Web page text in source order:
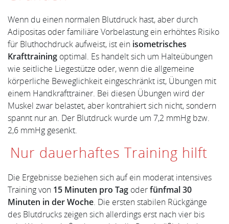
Wenn du einen normalen Blutdruck hast, aber durch
Adipositas oder familiäre Vorbelastung ein erhöhtes Risiko
für Bluthochdruck aufweist, ist ein isometrisches
Krafttraining optimal. Es handelt sich um Halteübungen
wie seitliche Liegestütze oder, wenn die allgemeine
körperliche Beweglichkeit eingeschränkt ist, Übungen mit
einem Handkrafttrainer. Bei diesen Übungen wird der
Muskel zwar belastet, aber kontrahiert sich nicht, sondern
spannt nur an. Der Blutdruck wurde um 7,2 mmHg bzw.
2,6 mmHg gesenkt.
Nur dauerhaftes Training hilft
Die Ergebnisse beziehen sich auf ein moderat intensives
Training von 15 Minuten pro Tag oderfünfmal 30
Minuten in der Woche. Die ersten stabilen Rückgänge
des Blutdrucks zeigen sich allerdings erst nach vier bis